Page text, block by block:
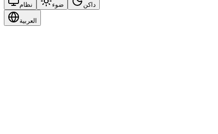
نظام ضوء داكن
العربية